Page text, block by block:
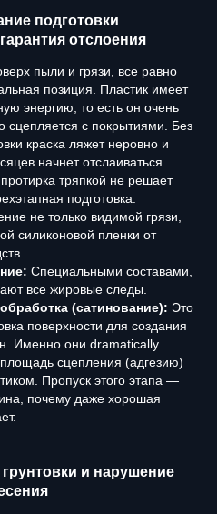
подготовки
отслоения
пыли и грязи, все равно
позиция. Пластик имеет
энергию, то есть он очень
сцепляется с покрытиями. Без
краска ляжет неровно и
начнет отслаиваться
тряпкой не решает
подготовка:
не только видимой грязи,
силиконовой пленки от
Специальными составами,
все жировые следы.
(сатинование): Это
поверхности для создания
Именно они dramatically
сцепления (адгезию)
Пропуск этого этапа —
почему даже хорошая
и нарушение